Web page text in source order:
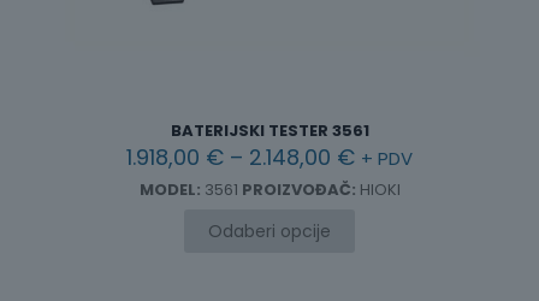
BATERIJSKI TESTER 3561
1.918,00 € – 2.148,00 €Raspon
cijena:
od
+ PDV
MODEL: 3561 PROIZVOĐAČ: HIOKI
Odaberi opcije